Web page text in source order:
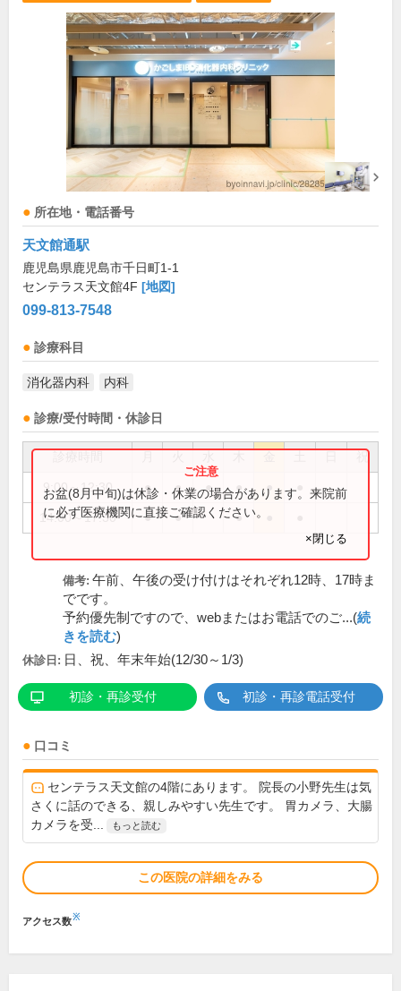
所在地・電話番号
天文館通駅
鹿児島県鹿児島市千日町1-1
センテラス天文館4F [地図]
099-813-7548
診療科目
消化器内科 内科
診療/受付時間・休診日
祝
9:00～12:30 ● ● ● ● ●
14:00～17:30 ● ● ●
お盆(8月中旬)は休診・休業の場合があります。来院前
に必ず医療機関に直接ご確認ください。
×閉じる
備考: 午前、午後の受け付けはそれぞれ12時、17時ま
でです。
予約優先制ですので、webまたはお電話でのご...(続
きを読む)
休診日: 日、祝、年末年始(12/30～1/3)
初診・再診受付 初診・再診電話受付
口コミ
センテラス天文館の4階にあります。 院長の小野先生は気
さくに話のできる、親しみやすい先生です。 胃カメラ、大腸
カメラを受...
もっと読む
この医院の詳細をみる
アクセス数※